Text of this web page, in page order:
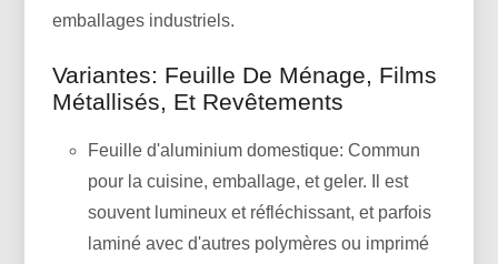
emballages industriels.
Variantes: Feuille De Ménage, Films
Métallisés, Et Revêtements
Feuille d'aluminium domestique: Commun
pour la cuisine, emballage, et geler. Il est
souvent lumineux et réfléchissant, et parfois
laminé avec d'autres polymères ou imprimé